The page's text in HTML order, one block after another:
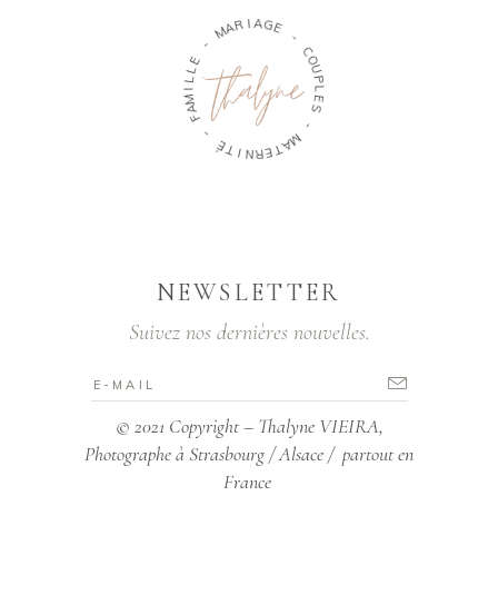
- MARIA GE
-
C
O
U
P
L
E
S
-
M
A
T
E
R
N
I
T
É
-
F
A
M
I
L
LE
NEWSLETTER
Suivez nos dernières nouvelles.
© 2021 Copyright – Thalyne VIEIRA,
Photographe à Strasbourg / Alsace / partout en
France